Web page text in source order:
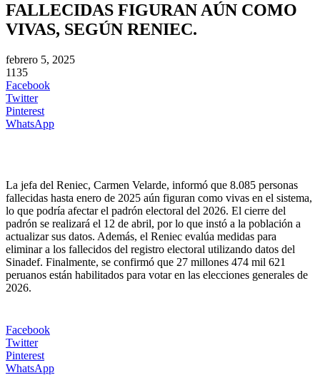
FALLECIDAS FIGURAN AÚN COMO
VIVAS, SEGÚN RENIEC.
febrero 5, 2025
1135
Facebook
Twitter
Pinterest
WhatsApp
La jefa del Reniec, Carmen Velarde, informó que 8.085 personas
fallecidas hasta enero de 2025 aún figuran como vivas en el sistema,
lo que podría afectar el padrón electoral del 2026. El cierre del
padrón se realizará el 12 de abril, por lo que instó a la población a
actualizar sus datos. Además, el Reniec evalúa medidas para
eliminar a los fallecidos del registro electoral utilizando datos del
Sinadef. Finalmente, se confirmó que 27 millones 474 mil 621
peruanos están habilitados para votar en las elecciones generales de
2026.
Facebook
Twitter
Pinterest
WhatsApp